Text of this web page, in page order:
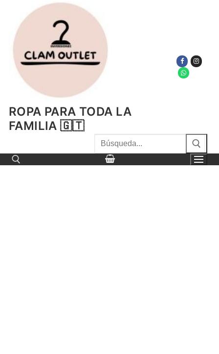
contenido
ROPA PARA TODA LA
FAMILIA 🇬🇹
Buscar
por: